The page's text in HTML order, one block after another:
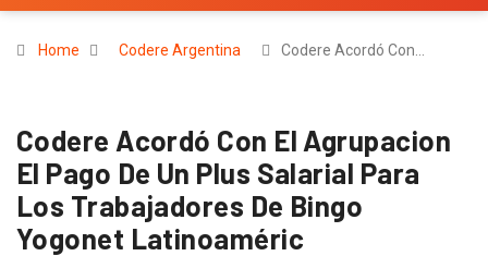
Home Codere Argentina Codere Acordó Con…
Codere Acordó Con El Agrupacion
El Pago De Un Plus Salarial Para
Los Trabajadores De Bingo
Yogonet Latinoaméric